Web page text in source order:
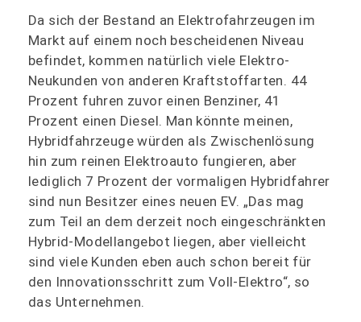
Da sich der Bestand an Elektrofahrzeugen im
Markt auf einem noch bescheidenen Niveau
befindet, kommen natürlich viele Elektro-
Neukunden von anderen Kraftstoffarten. 44
Prozent fuhren zuvor einen Benziner, 41
Prozent einen Diesel. Man könnte meinen,
Hybridfahrzeuge würden als Zwischenlösung
hin zum reinen Elektroauto fungieren, aber
lediglich 7 Prozent der vormaligen Hybridfahrer
sind nun Besitzer eines neuen EV. „Das mag
zum Teil an dem derzeit noch eingeschränkten
Hybrid-Modellangebot liegen, aber vielleicht
sind viele Kunden eben auch schon bereit für
den Innovationsschritt zum Voll-Elektro“, so
das Unternehmen.